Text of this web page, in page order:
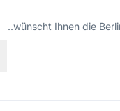
& Touristik
..wünscht Ihnen die